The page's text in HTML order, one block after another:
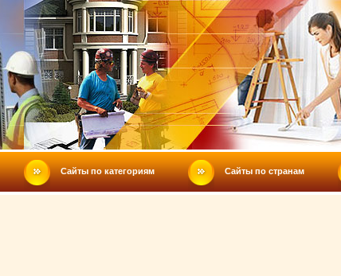
Сайты по категориям Сайты по странам